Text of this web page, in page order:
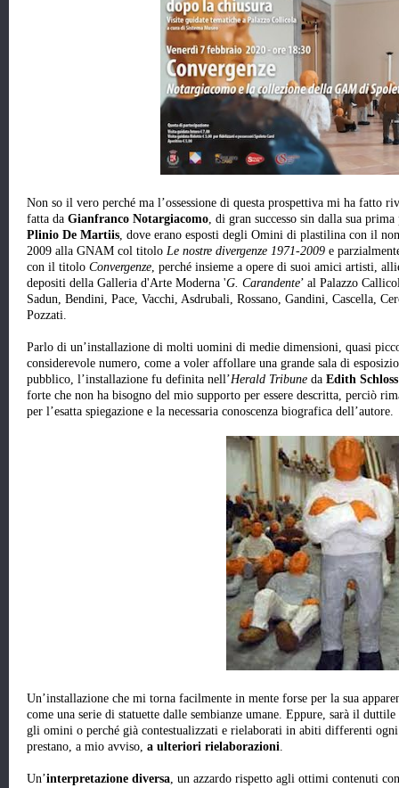
Non so il vero perché ma l’ossessione di questa prospettiva mi ha fatto
fatta da Gianfranco Notargiacomo, di gran successo sin dalla sua
Plinio De Martiis, dove erano esposti degli Omini di plastilina con il
2009 alla GNAM col titolo Le nostre divergenze 1971-2009 e
con il titolo Convergenze, perché insieme a opere di suoi amici artisti,
depositi della Galleria d'Arte Moderna 'G. Carandente’ al Palazzo
Sadun, Bendini, Pace, Vacchi, Asdrubali, Rossano, Gandini, Cascella,
Pozzati.
Parlo di un’installazione di molti uomini di medie dimensioni, quasi
considerevole numero, come a voler affollare una grande sala di
pubblico, l’installazione fu definita nell’Herald Tribune da Edith
forte che non ha bisogno del mio supporto per essere descritta, perciò
per l’esatta spiegazione e la necessaria conoscenza biografica dell’autore.
Un’installazione che mi torna facilmente in mente forse per la sua
come una serie di statuette dalle sembianze umane. Eppure, sarà il
gli omini o perché già contestualizzati e rielaborati in abiti differenti ogni
prestano, a mio avviso, a ulteriori rielaborazioni.
Un’interpretazione diversa, un azzardo rispetto agli ottimi contenuti